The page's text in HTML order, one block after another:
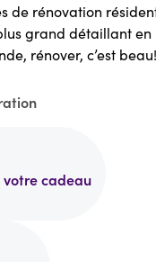
de rénovation
grand détaillant en
rénover, c’est beau!
votre cadeau